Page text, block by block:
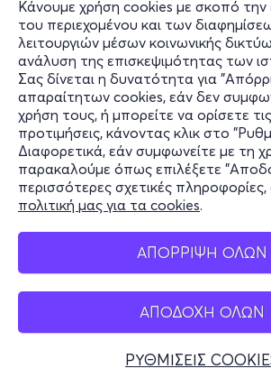
Κάνουμε χρήση cookies με σκοπό την
του περιεχομένου και των
λειτουργιών μέσων κοινωνικής
ανάλυση της επισκεψιμότητας των
Σας δίνεται η δυνατότητα για
απαραίτητων cookies, εάν δεν
χρήση τους, ή μπορείτε να ορίσετε
προτιμήσεις, κάνοντας κλικ στο
Διαφορετικά, εάν συμφωνείτε με τη
παρακαλούμε όπως επιλέξετε
περισσότερες σχετικές
πολιτική μας για τα cookies.
ΑΠΟΡΡΙΨΗ ΟΛΩΝ
ΑΠΟΔΟΧΗ ΟΛΩΝ
ΡΥΘΜΙΣΕΙΣ